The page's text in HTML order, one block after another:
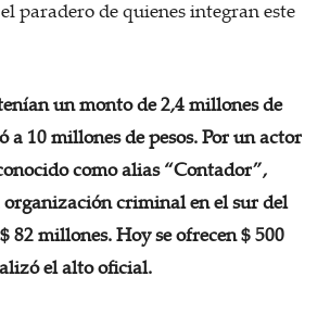
paradero de quienes integran este
un monto de 2,4 millones de
a 10 millones de pesos. Por un actor
como alias “Contador”,
criminal en el sur del
82 millones. Hoy se ofrecen $ 500
el alto oficial.